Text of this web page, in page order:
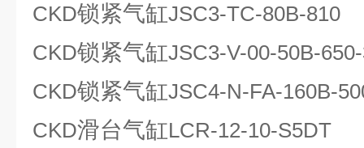
CKD锁紧气缸JSC3-TC-80B-810
CKD锁紧气缸JSC3-V-00-50B-
CKD锁紧气缸JSC4-N-FA-160B-
CKD滑台气缸LCR-12-10-S5DT